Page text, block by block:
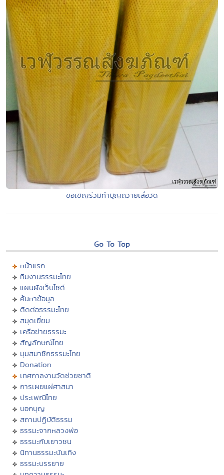
ขอเชิญร่วมทำบุญถวายเสื่อวัด
Go To Top
หน้าแรก
ทีมงานธรรมะไทย
แผนผังเว็บไซต์
ค้นหาข้อมูล
ติดต่อธรรมะไทย
สมุดเยี่ยม
เครือข่ายธรรมะ
สัญลักษณ์ไทย
มุมสมาชิกธรรมะไทย
Donation
เทศกาลงานวัดช่วยชาติ
การเผยแผ่ศาสนา
ประเพณีไทย
บอกบุญ
สถานปฏิบัติธรรม
ธรรมะจากหลวงพ่อ
ธรรมะกับเยาวชน
นิทานธรรมะบันเทิง
ธรรมะบรรยาย